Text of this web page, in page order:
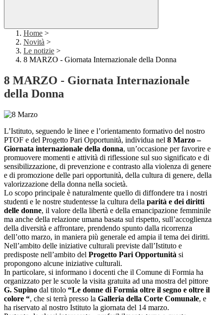
Home >
Novità >
Le notizie >
8 MARZO - Giornata Internazionale della Donna
8 MARZO - Giornata Internazionale
della Donna
L’Istituto, seguendo le linee e l’orientamento formativo del nostro
PTOF e del Progetto Pari Opportunità, individua nel 8 Marzo –
Giornata internazionale della donna, un’occasione per favorire e
promuovere momenti e attività di riflessione sul suo significato e di
sensibilizzazione, di prevenzione e contrasto alla violenza di genere
e di promozione delle pari opportunità, della cultura di genere, della
valorizzazione della donna nella società.
Lo scopo principale è naturalmente quello di diffondere tra i nostri
studenti e le nostre studentesse la cultura della parità e dei diritti
delle donne, il valore della libertà e della emancipazione femminile
ma anche della relazione umana basata sul rispetto, sull’accoglienza
della diversità e affrontare, prendendo spunto dalla ricorrenza
dell’otto marzo, in maniera più generale ed ampia il tema dei diritti.
Nell’ambito delle iniziative culturali previste dall’Istituto e
predisposte nell’ambito del Progetto Pari Opportunità si
propongono alcune iniziative culturali.
In particolare, si informano i docenti che il Comune di Formia ha
organizzato per le scuole la visita gratuita ad una mostra del pittore
G. Supino dal titolo “Le donne di Formia oltre il segno e oltre il
colore “, che si terrà presso la Galleria della Corte Comunale, e
ha riservato al nostro Istituto la giornata del 14 marzo.